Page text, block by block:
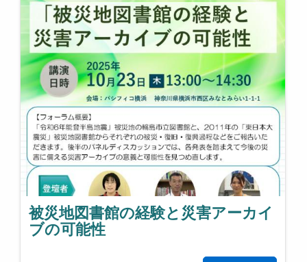
被災地図書館の経験と災害アーカイ
ブの可能性